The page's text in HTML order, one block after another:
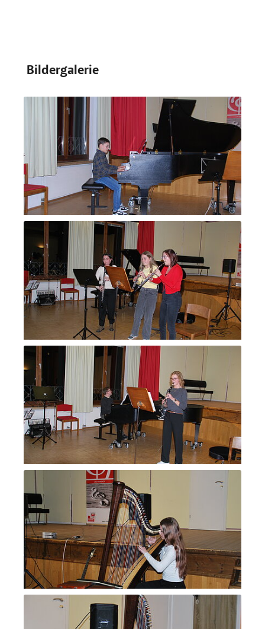
Bildergalerie